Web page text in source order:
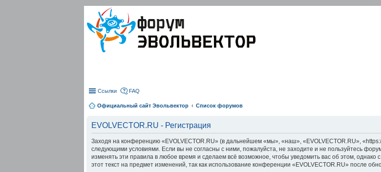
Ссылки FAQ
Официальный сайт Эвольвектор Список форумов
EVOLVECTOR.RU - Регистрация
Заходя на конференцию «EVOLVECTOR.RU» (в дальнейшем «мы», «наш», «EVOLVECTOR.RU»,
следующими условиями. Если вы не согласны с ними, пожалуйста, не заходите и не пользуйтесь
изменять эти правила в любое время и сделаем всё возможное, чтобы уведомить вас об этом,
этот текст на предмет изменений, так как использование конференции «EVOLVECTOR.RU» после